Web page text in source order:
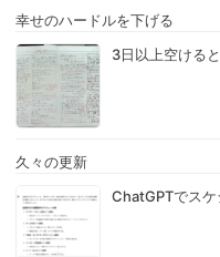
幸せのハードルを下げる
3日以上空ける
久々の更新
ChatGPTでスケ